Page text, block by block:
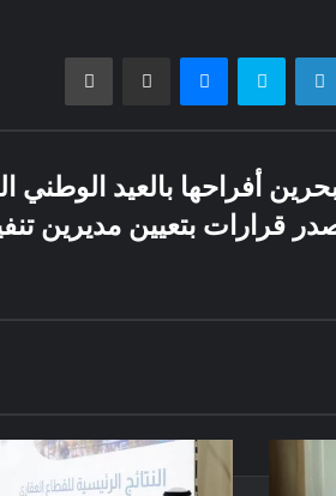
لينكدإن سكايب ماسنجر مشاركة عبر البريد طباعة
أفراحها بالعيد الوطني الـ
قرارات بتعيين مديرين